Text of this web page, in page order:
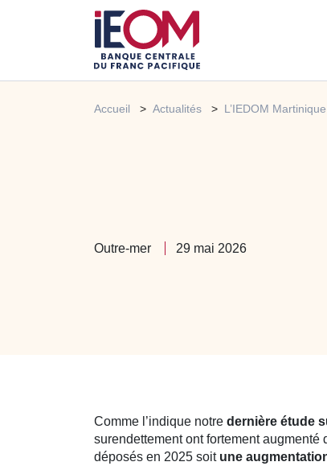
Accueil Actualités L’IEDOM
Outre-mer 29 mai 2026
Comme l’indique notre dernière étude
surendettement ont fortement augmenté
déposés en 2025 soitune